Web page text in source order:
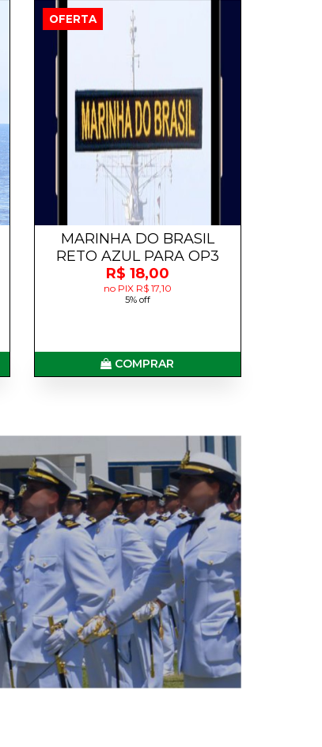
OFERTA
MARINHA DO BRASIL
RETO AZUL PARA OP3
R$ 18,00
no PIX R$ 17,10
5% off
COMPRAR